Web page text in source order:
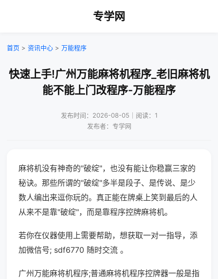
专学网
首页 > 资讯中心 > 万能程序
快速上手!广州万能麻将机程序_老旧麻将机
能不能上门改程序-万能程序
发布时间：2026-08-05｜阅读：1
发布者：专学网
麻将机没有神奇的"破绽"，也没有能让你稳赢三家的
秘诀。那些所谓的"破绽"多半是段子、是传说、是少
数人编出来逗你玩的。真正能在牌桌上笑到最后的人
从来不是靠"破绽"，而是靠程序控牌麻将机。
若你在仪器使用上需要帮助，想获取一对一指导，添
加微信号; sdf6770 随时交流 。
广州万能麻将机程序;普通麻将机程序控牌器一般是指